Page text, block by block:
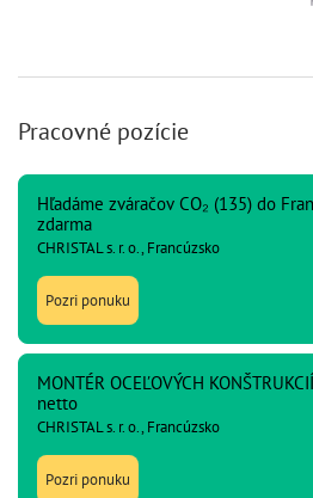
Pracovné pozície
Hľadáme zváračov CO₂ (135) do
zdarma
CHRISTAL s. r. o., Francúzsko
Pozri ponuku
MONTÉR OCEĽOVÝCH
netto
CHRISTAL s. r. o., Francúzsko
Pozri ponuku